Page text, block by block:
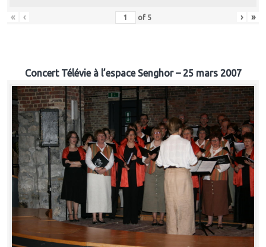
« ‹ of 5 › »
Concert Télévie à l’espace Senghor – 25 mars 2007